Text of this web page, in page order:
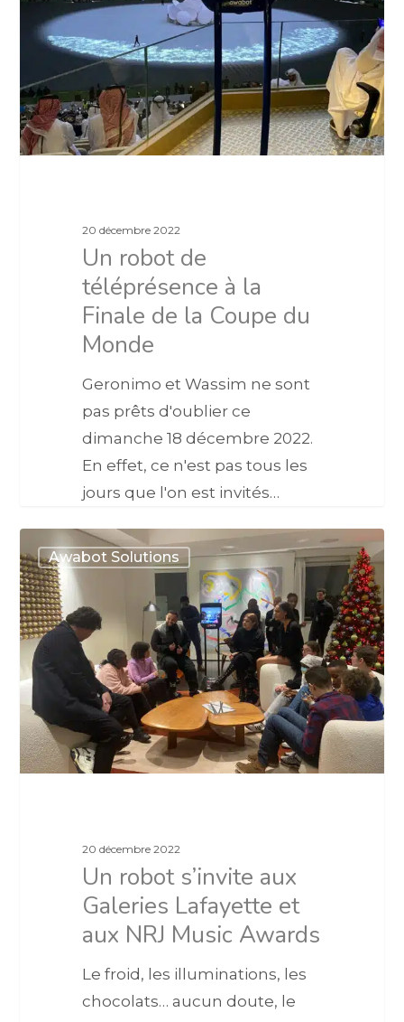
20 décembre 2022
Un robot de
téléprésence à la
Finale de la Coupe du
Monde
Geronimo et Wassim ne sont
pas prêts d'oublier ce
dimanche 18 décembre 2022.
En effet, ce n'est pas tous les
jours que l'on est invités…
Awabot Solutions
20 décembre 2022
Un robot s’invite aux
Galeries Lafayette et
aux NRJ Music Awards
Le froid, les illuminations, les
chocolats… aucun doute, le